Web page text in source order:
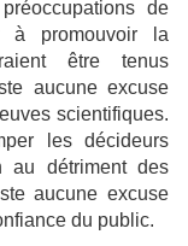
de
à promouvoir la
être tenus
aucune excuse
scientifiques.
les décideurs
au détriment des
aucune excuse
du public.